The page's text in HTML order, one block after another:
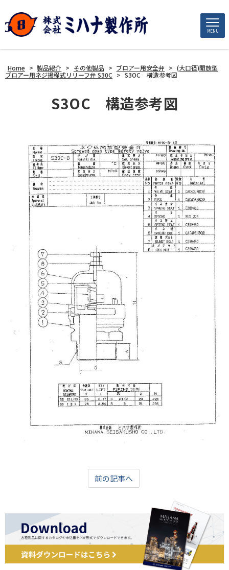
MENU
Home > 製品紹介 > その他製品 > ブロアー用安全弁 > (大口径)開放型
ブロアー用ネジ揚程式リリーフ弁 S30C > S3OC 構造参考図
S3OC 構造参考図
前の記事へ